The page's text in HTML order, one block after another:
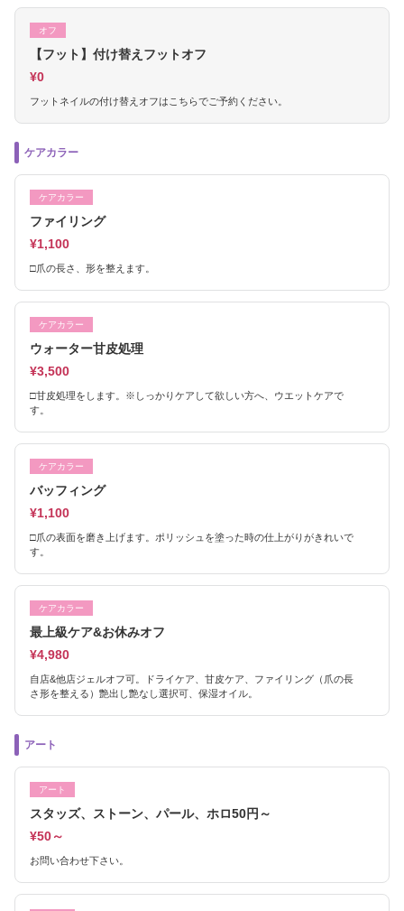
オフ
【フット】付け替えフットオフ
¥0
フットネイルの付け替えオフはこちらでご予約ください。
ケアカラー
ケアカラー
ファイリング
¥1,100
□爪の長さ、形を整えます。
ケアカラー
ウォーター甘皮処理
¥3,500
□甘皮処理をします。※しっかりケアして欲しい方へ、ウエットケアで
す。
ケアカラー
バッフィング
¥1,100
□爪の表面を磨き上げます。ポリッシュを塗った時の仕上がりがきれいで
す。
ケアカラー
最上級ケア&お休みオフ
¥4,980
自店&他店ジェルオフ可。ドライケア、甘皮ケア、ファイリング（爪の長
さ形を整える）艶出し艶なし選択可、保湿オイル。
アート
アート
スタッズ、ストーン、パール、ホロ50円～
¥50～
お問い合わせ下さい。